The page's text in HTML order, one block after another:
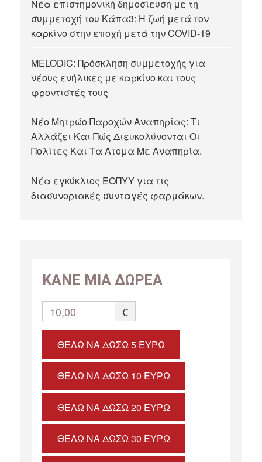
Νέα επιστημονική δημοσίευση με τη
συμμετοχή του Κάπα3: Η ζωή μετά τον
καρκίνο στην εποχή μετά την COVID-19
MELODIC: Πρόσκληση συμμετοχής για
νέους ενήλικες με καρκίνο και τους
φροντιστές τους
Νέο Μητρώο Παροχών Αναπηρίας: Τι
Αλλάζει Και Πώς Διευκολύνονται Οι
Πολίτες Και Τα Άτομα Με Αναπηρία.
Νέα εγκύκλιος ΕΟΠΥΥ για τις
διασυνοριακές συνταγές φαρμάκων.
ΚΑΝΕ ΜΙΑ ΔΩΡΕΑ
10,00 €
ΘΈΛΩ ΝΑ ΔΏΣΩ 5 ΕΥΡΏ
ΘΈΛΩ ΝΑ ΔΏΣΩ 10 ΕΥΡΏ
ΘΈΛΩ ΝΑ ΔΏΣΩ 20 ΕΥΡΏ
ΘΈΛΩ ΝΑ ΔΏΣΩ 30 ΕΥΡΏ